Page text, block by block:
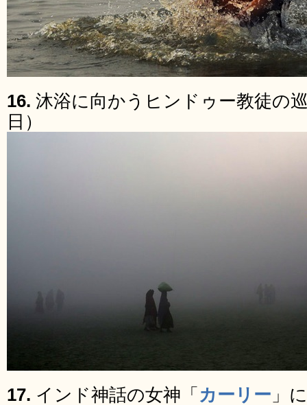
16. 沐浴に向かうヒンドゥー教徒の
日）
17. インド神話の女神「 カーリー 」